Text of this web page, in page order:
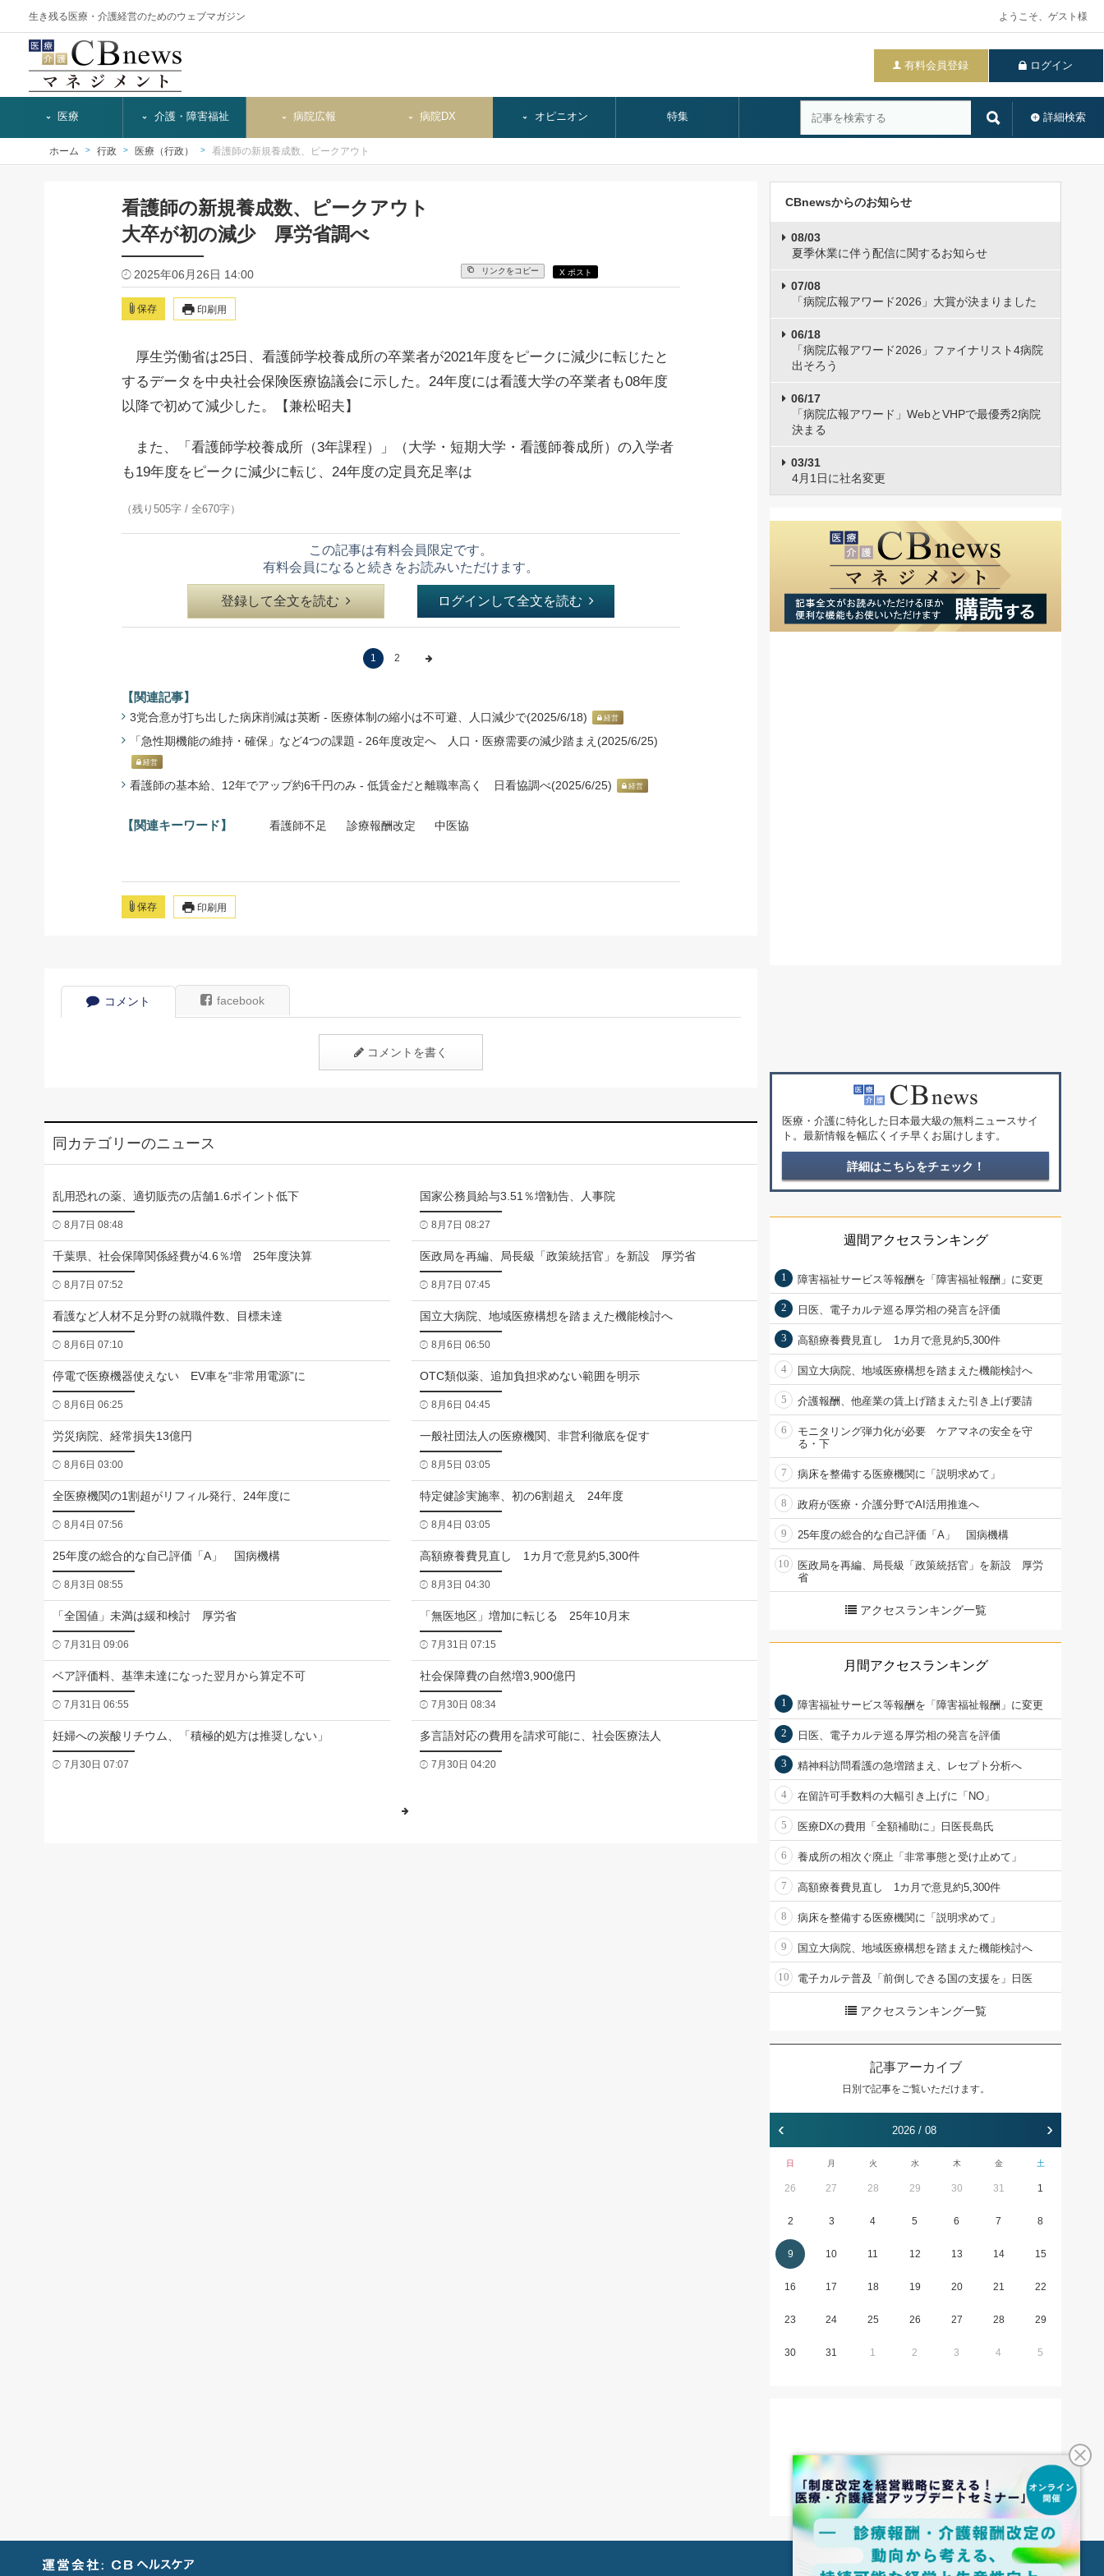
生き残る医療・介護経営のためのウェブマガジン ようこそ、ゲスト様
有料会員登録 ログイン
詳細検索
医療 介護・障害福祉 病院広報 病院DX オピニオン 特集
ホーム 行政 医療（行政） 看護師の新規養成数、ピークアウト
看護師の新規養成数、ピークアウト
大卒が初の減少 厚労省調べ
2025年06月26日 14:00 リンクをコピー X ポスト
保存 印刷用
厚生労働省は25日、看護師学校養成所の卒業者が2021年度をピークに減少に転じたと
するデータを中央社会保険医療協議会に示した。24年度には看護大学の卒業者も08年度
以降で初めて減少した。【兼松昭夫】
また、「看護師学校養成所（3年課程）」（大学・短期大学・看護師養成所）の入学者
も19年度をピークに減少に転じ、24年度の定員充足率は
（残り505字 / 全670字）
この記事は有料会員限定です。
有料会員になると続きをお読みいただけます。
登録して全文を読む ログインして全文を読む
1 2
【関連記事】
3党合意が打ち出した病床削減は英断 - 医療体制の縮小は不可避、人口減少で(2025/6/18) 経営
「急性期機能の維持・確保」など4つの課題 - 26年度改定へ 人口・医療需要の減少踏まえ(2025/6/25)
経営
看護師の基本給、12年でアップ約6千円のみ - 低賃金だと離職率高く 日看協調べ(2025/6/25) 経営
【関連キーワード】 看護師不足 診療報酬改定 中医協
保存 印刷用
コメント facebook
コメントを書く
同カテゴリーのニュース
乱用恐れの薬、適切販売の店舗1.6ポイント低下
8月7日 08:48
国家公務員給与3.51％増勧告、人事院
8月7日 08:27
千葉県、社会保障関係経費が4.6％増 25年度決算
8月7日 07:52
医政局を再編、局長級「政策統括官」を新設 厚労省
8月7日 07:45
看護など人材不足分野の就職件数、目標未達
8月6日 07:10
国立大病院、地域医療構想を踏まえた機能検討へ
8月6日 06:50
停電で医療機器使えない EV車を“非常用電源”に
8月6日 06:25
OTC類似薬、追加負担求めない範囲を明示
8月6日 04:45
労災病院、経常損失13億円
8月6日 03:00
一般社団法人の医療機関、非営利徹底を促す
8月5日 03:05
全医療機関の1割超がリフィル発行、24年度に
8月4日 07:56
特定健診実施率、初の6割超え 24年度
8月4日 03:05
25年度の総合的な自己評価「A」 国病機構
8月3日 08:55
高額療養費見直し 1カ月で意見約5,300件
8月3日 04:30
「全国値」未満は緩和検討 厚労省
7月31日 09:06
「無医地区」増加に転じる 25年10月末
7月31日 07:15
ベア評価料、基準未達になった翌月から算定不可
7月31日 06:55
社会保障費の自然増3,900億円
7月30日 08:34
妊婦への炭酸リチウム、「積極的処方は推奨しない」
7月30日 07:07
多言語対応の費用を請求可能に、社会医療法人
7月30日 04:20
CBnewsからのお知らせ
08/03
夏季休業に伴う配信に関するお知らせ
07/08
「病院広報アワード2026」大賞が決まりました
06/18
「病院広報アワード2026」ファイナリスト4病院
出そろう
06/17
「病院広報アワード」WebとVHPで最優秀2病院
決まる
03/31
4月1日に社名変更
医療・介護に特化した日本最大級の無料ニュースサイ
ト。最新情報を幅広くイチ早くお届けします。
詳細はこちらをチェック！
週間アクセスランキング
1 障害福祉サービス等報酬を「障害福祉報酬」に変更
2 日医、電子カルテ巡る厚労相の発言を評価
3 高額療養費見直し 1カ月で意見約5,300件
4 国立大病院、地域医療構想を踏まえた機能検討へ
5 介護報酬、他産業の賃上げ踏まえた引き上げ要請
6
モニタリング弾力化が必要 ケアマネの安全を守
る・下
7 病床を整備する医療機関に「説明求めて」
8 政府が医療・介護分野でAI活用推進へ
9 25年度の総合的な自己評価「A」 国病機構
10
医政局を再編、局長級「政策統括官」を新設 厚労
省
アクセスランキング一覧
月間アクセスランキング
1 障害福祉サービス等報酬を「障害福祉報酬」に変更
2 日医、電子カルテ巡る厚労相の発言を評価
3 精神科訪問看護の急増踏まえ、レセプト分析へ
4 在留許可手数料の大幅引き上げに「NO」
5 医療DXの費用「全額補助に」日医長島氏
6 養成所の相次ぐ廃止「非常事態と受け止めて」
7 高額療養費見直し 1カ月で意見約5,300件
8 病床を整備する医療機関に「説明求めて」
9 国立大病院、地域医療構想を踏まえた機能検討へ
10 電子カルテ普及「前倒しできる国の支援を」日医
アクセスランキング一覧
記事アーカイブ
日別で記事をご覧いただけます。
‹ 2026 / 08 ›
日 月 火 水 木 金 土
26 27 28 29 30 31 1
2 3 4 5 6 7 8
9 10 11 12 13 14 15
16 17 18 19 20 21 22
23 24 25 26 27 28 29
30 31 1 2 3 4 5